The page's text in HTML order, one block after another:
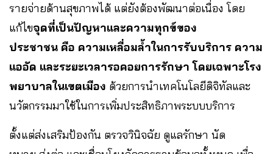
รายจ่ายด้านสุขภาพได้ แต่ยังต้องพัฒนาต่อเนื่อง โดย
แก้ไขจุดที่เป็นปัญหาและความทุกข์ของ
ประชาชน คือ ความเหลื่อมล้ำในการรับบริการ ความ
แออัด และระยะเวลารอคอยการรักษา โดยเฉพาะโรง
พยาบาลในเขตเมือง ด้วยการนำเทคโนโลยีดิจิทัลและ
นวัตกรรมมาใช้ในการเพิ่มประสิทธิภาพระบบบริการ
ตั้งแต่ส่งเสริมป้องกัน ตรวจวินิจฉัย ดูแลรักษา นัด